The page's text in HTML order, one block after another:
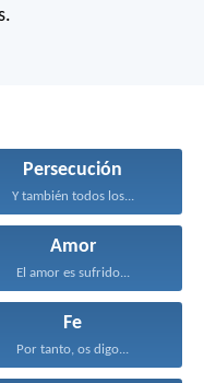
Persecución
Y también todos los...
Amor
El amor es sufrido...
Fe
Por tanto, os digo...